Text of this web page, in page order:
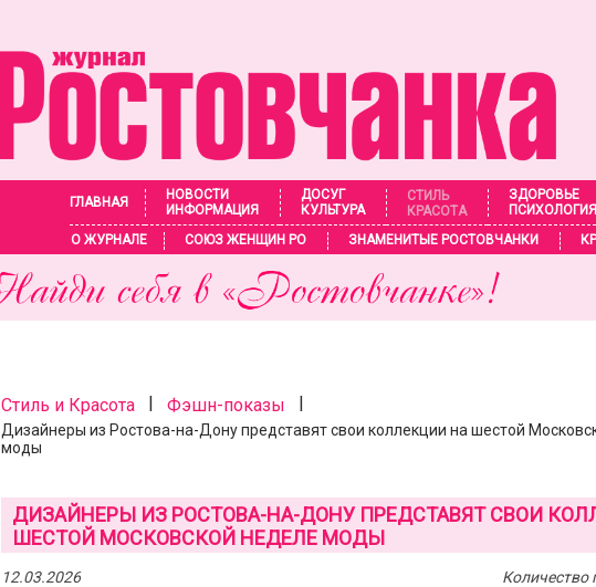
ГЛАВНАЯ
НОВОСТИ
ИНФОРМАЦИЯ
ДОСУГ
КУЛЬТУРА
СТИЛЬ
КРАСОТА
ЗДОРОВЬЕ
ПСИХОЛОГИЯ
О ЖУРНАЛЕ
СОЮЗ ЖЕНЩИН РО ЗНАМЕНИТЫЕ РОСТОВЧАНКИ
Стиль и Красота| Фэшн-показы |
Дизайнеры из Ростова-на-Дону представят свои коллекции на шестой
моды
ДИЗАЙНЕРЫ ИЗ РОСТОВА-НА-ДОНУ ПРЕДСТАВЯТ СВОИ
ШЕСТОЙ МОСКОВСКОЙ НЕДЕЛЕ МОДЫ
12.03.2026 Количество